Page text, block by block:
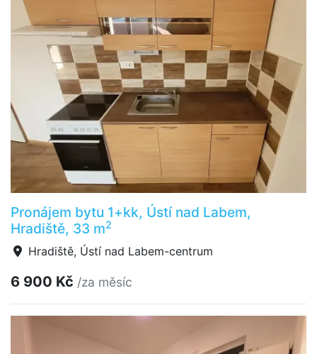
Pronájem bytu 1+kk, Ústí nad Labem,
Hradiště, 33 m2
Hradiště, Ústí nad Labem-centrum
6 900 Kč /za měsíc